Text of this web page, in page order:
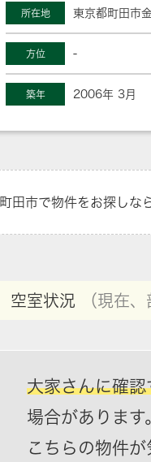
所在地 東京都町田市
方位 -
築年 2006年 3月
町田市で物件をお探しな
空室状況 （現在
大家さんに確
場合があります
こちらの物件が